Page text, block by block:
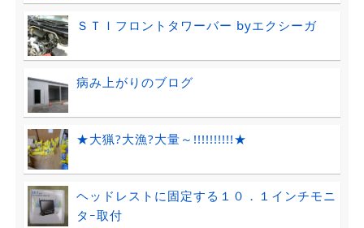
ＳＴＩフロントタワーバー byエクシーガ
病み上がりのブログ
★大猟?大漁?大量～!!!!!!!!!!★
ヘッドレストに固定する１０．１インチモニ
タｰ取付